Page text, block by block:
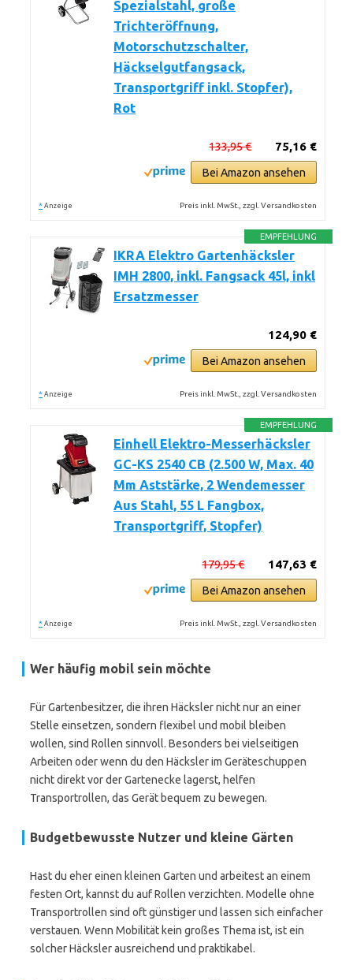
Spezialstahl, große
Trichteröffnung,
Motorschutzschalter,
Häckselgutfangsack,
Transportgriff inkl. Stopfer),
Rot
75,16 €
133,95 €
Bei Amazon ansehen
* Anzeige Preis inkl. MwSt., zzgl. Versandkosten
EMPFEHLUNG
IKRA Elektro Gartenhäcksler
IMH 2800, inkl. Fangsack 45l, inkl
Ersatzmesser
124,90 €
Bei Amazon ansehen
* Anzeige Preis inkl. MwSt., zzgl. Versandkosten
EMPFEHLUNG
Einhell Elektro-Messerhäcksler
GC-KS 2540 CB (2.500 W, Max. 40
Mm Aststärke, 2 Wendemesser
Aus Stahl, 55 L Fangbox,
Transportgriff, Stopfer)
147,63 €
179,95 €
Bei Amazon ansehen
* Anzeige Preis inkl. MwSt., zzgl. Versandkosten
Wer häufig mobil sein möchte
Für Gartenbesitzer, die ihren Häcksler nicht nur an einer
Stelle einsetzen, sondern flexibel und mobil bleiben
wollen, sind Rollen sinnvoll. Besonders bei vielseitigen
Arbeiten oder wenn du den Häcksler im Geräteschuppen
nicht direkt vor der Gartenecke lagerst, helfen
Transportrollen, das Gerät bequem zu bewegen.
Budgetbewusste Nutzer und kleine Gärten
Hast du eher einen kleinen Garten und arbeitest an einem
festen Ort, kannst du auf Rollen verzichten. Modelle ohne
Transportrollen sind oft günstiger und lassen sich einfacher
verstauen. Wenn Mobilität kein großes Thema ist, ist ein
solcher Häcksler ausreichend und praktikabel.